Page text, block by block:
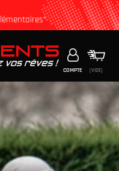
COMPTE (VIDE)